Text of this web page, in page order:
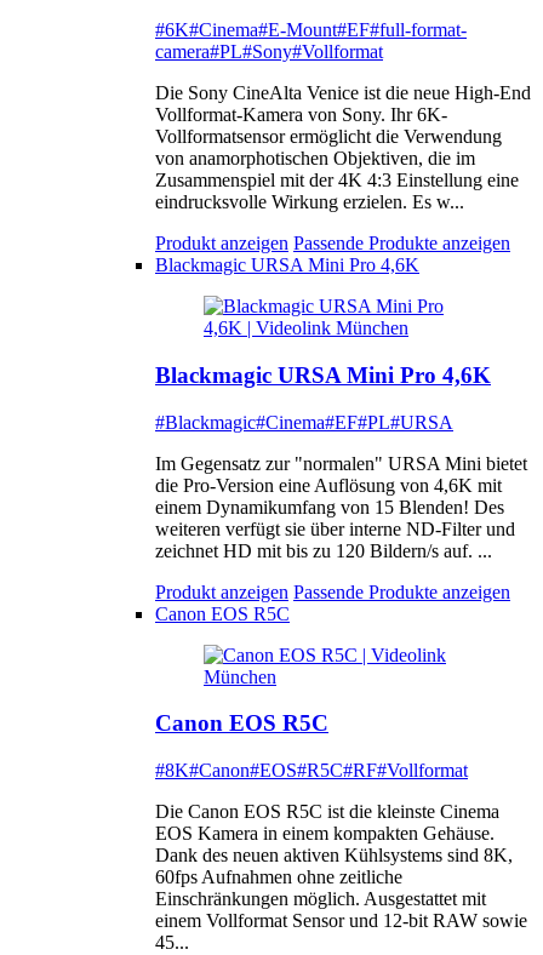
#6K#Cinema#E-Mount#EF#full-format-
camera#PL#Sony#Vollformat
Die Sony CineAlta Venice ist die neue High-End
Vollformat-Kamera von Sony. Ihr 6K-
Vollformatsensor ermöglicht die Verwendung
von anamorphotischen Objektiven, die im
Zusammenspiel mit der 4K 4:3 Einstellung eine
eindrucksvolle Wirkung erzielen. Es w...
Produkt anzeigen Passende Produkte anzeigen
Blackmagic URSA Mini Pro 4,6K
Blackmagic URSA Mini Pro 4,6K
#Blackmagic#Cinema#EF#PL#URSA
Im Gegensatz zur "normalen" URSA Mini bietet
die Pro-Version eine Auflösung von 4,6K mit
einem Dynamikumfang von 15 Blenden! Des
weiteren verfügt sie über interne ND-Filter und
zeichnet HD mit bis zu 120 Bildern/s auf. ...
Produkt anzeigen Passende Produkte anzeigen
Canon EOS R5C
Canon EOS R5C
#8K#Canon#EOS#R5C#RF#Vollformat
Die Canon EOS R5C ist die kleinste Cinema
EOS Kamera in einem kompakten Gehäuse.
Dank des neuen aktiven Kühlsystems sind 8K,
60fps Aufnahmen ohne zeitliche
Einschränkungen möglich. Ausgestattet mit
einem Vollformat Sensor und 12-bit RAW sowie
45...